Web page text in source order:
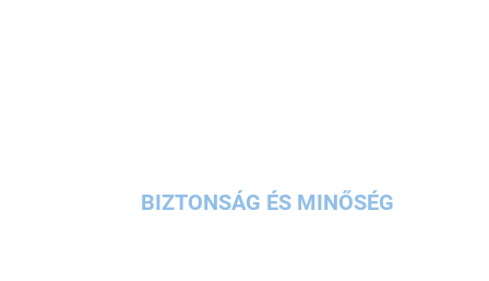
BIZTONSÁG ÉS MINŐSÉG